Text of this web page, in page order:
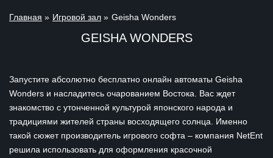
Главная » Игровой зал » Geisha Wonders
GEISHA WONDERS
Запустите абсолютно бесплатно онлайн автоматы Geisha
Wonders и насладитесь очарованием Востока. Вас ждет
знакомство с утонченной культурой японского народа и
традициями жителей страны восходящего солнца. Именно
такой сюжет производитель игрового софта – компания NetEnt
решила использовать для оформления красочной